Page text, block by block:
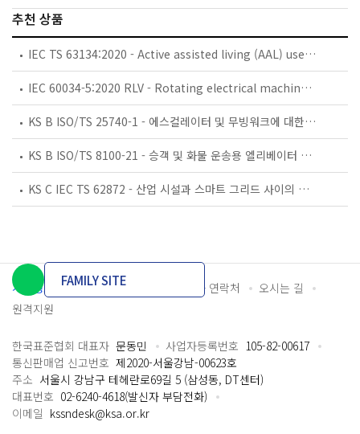
추천 상품
IEC TS 63134:2020 - Active assisted living (AAL) use cases
IEC 60034-5:2020 RLV - Rotating electrical machines - Part 5: Degrees of protection provided by the integral design of rotating electrical machines (IP code) - Classification
KS B ISO/TS 25740-1 - 에스컬레이터 및 무빙워크에 대한 안전요건 — 제1부: 세계공통 필수 안전요건(GESRs)
KS B ISO/TS 8100-21 - 승객 및 화물 운송용 엘리베이터 —제21부: 세계공통 필수안전요건(GESRs)을 충족하는 세계공통 안전 파라미터(GSPs)
KS C IEC TS 62872 - 산업 시설과 스마트 그리드 사이의 산업 공정 측정, 제어 및 자동화 시스템 인터페이스
개인정보처리방침 이용약관 담당자 연락처
오시는 길
원격지원
FAMILY SITE
한국표준협회 대표자 문동민 사업자등록번호 105-82-00617
통신판매업 신고번호 제2020-서울강남-00623호
주소 서울시 강남구 테헤란로69길 5 (삼성동, DT센터)
대표번호 02-6240-4618(발신자 부담전화)
이메일 kssndesk@ksa.or.kr